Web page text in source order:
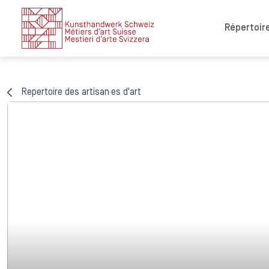
Repertoire des artisan·es d'art